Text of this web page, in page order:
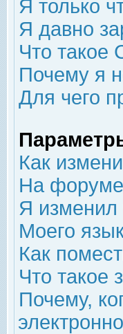
Я только
Я давно
Что такое
Почему я
Для чего
Как
На
Я изменил
Моего
Как
Что такое
Почему,